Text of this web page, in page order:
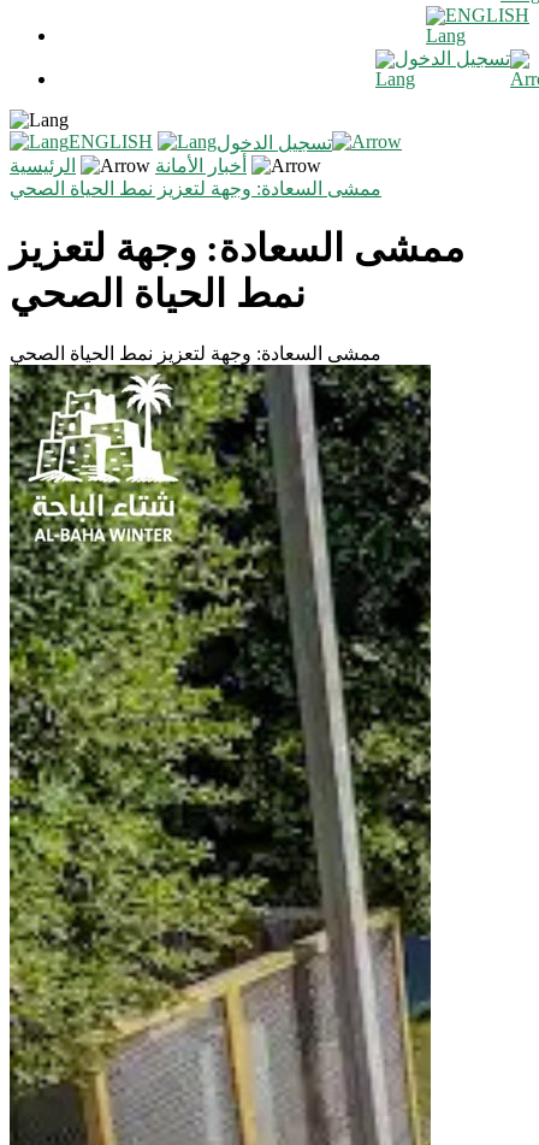
ENGLISH
تسجيل الدخول
ENGLISH
تسجيل الدخول
الرئيسية
أخبار الأمانة
ممشى السعادة: وجهة لتعزيز نمط الحياة الصحي
ممشى السعادة: وجهة لتعزيز
نمط الحياة الصحي
ممشى السعادة: وجهة لتعزيز نمط الحياة الصحي